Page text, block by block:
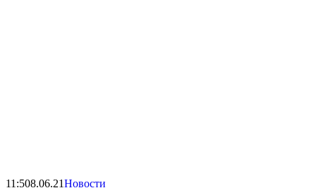
11:508.06.21Новости